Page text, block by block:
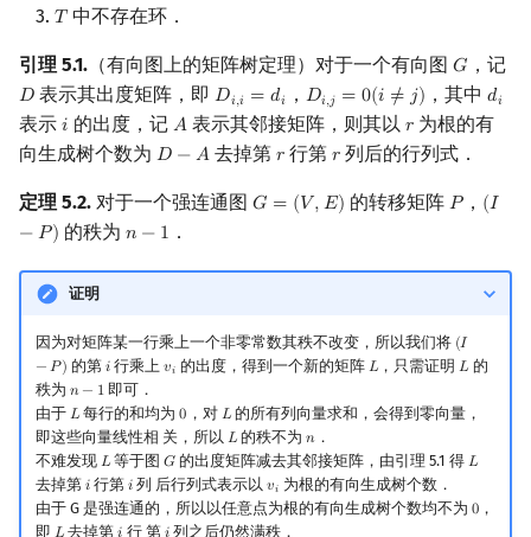
𝑇
T 中不存在环．
引理 5.1. （有向图上的矩阵树定理）对于一个有向图 𝐺
G ，记
𝐷
D 表示其出度矩阵，即𝐷𝑖,𝑖 = 𝑑𝑖
Di,i=d i ， 𝐷𝑖,𝑗 = 0(𝑖 ≠ 𝑗)
Di,j= 0( i≠j) ，其中 𝑑𝑖
di
表示 𝑖
i 的出度，记 𝐴
A表示其邻接矩阵，则其以 𝑟
r为根的有
向生成树个数为 𝐷 −𝐴
D− A 去掉第 𝑟
r行第 𝑟
r 列后的行列式．
定理 5.2. 对于一个强连通图 𝐺 = (𝑉,𝐸)
G= (V E) 的转移矩阵 𝑃
P ， (𝐼
−𝑃)
(I−
的秩为𝑛 − 1
n −1 ．
证明
因为对矩阵某一行乘上一个非零常数其秩不改变，所以我们将 (𝐼
−𝑃)
(I−
的第 𝑖i 行乘上𝑣𝑖
vi 的出度，得到一个新的矩阵 𝐿
L ，只需证明 𝐿
L 的
秩为 𝑛− 1
n−1
即可．
由于 𝐿
L 每行的和均为0
0 ，对 𝐿
L 的所有列向量求和，会得到零向量，
即这些向量线性相 关，所以 𝐿
L 的秩不为𝑛
n．
不难发现 𝐿
L 等于图𝐺
G 的出度矩阵减去其邻接矩阵，由引理 5.1 得 𝐿
L
去掉第 𝑖i行第 𝑖i 列 后行列式表示以𝑣𝑖
vi 为根的有向生成树个数．
由于 G 是强连通的，所以以任意点为根的有向生成树个数均不为 0
0，
即
去掉第 行 第
列之后仍然满秩．